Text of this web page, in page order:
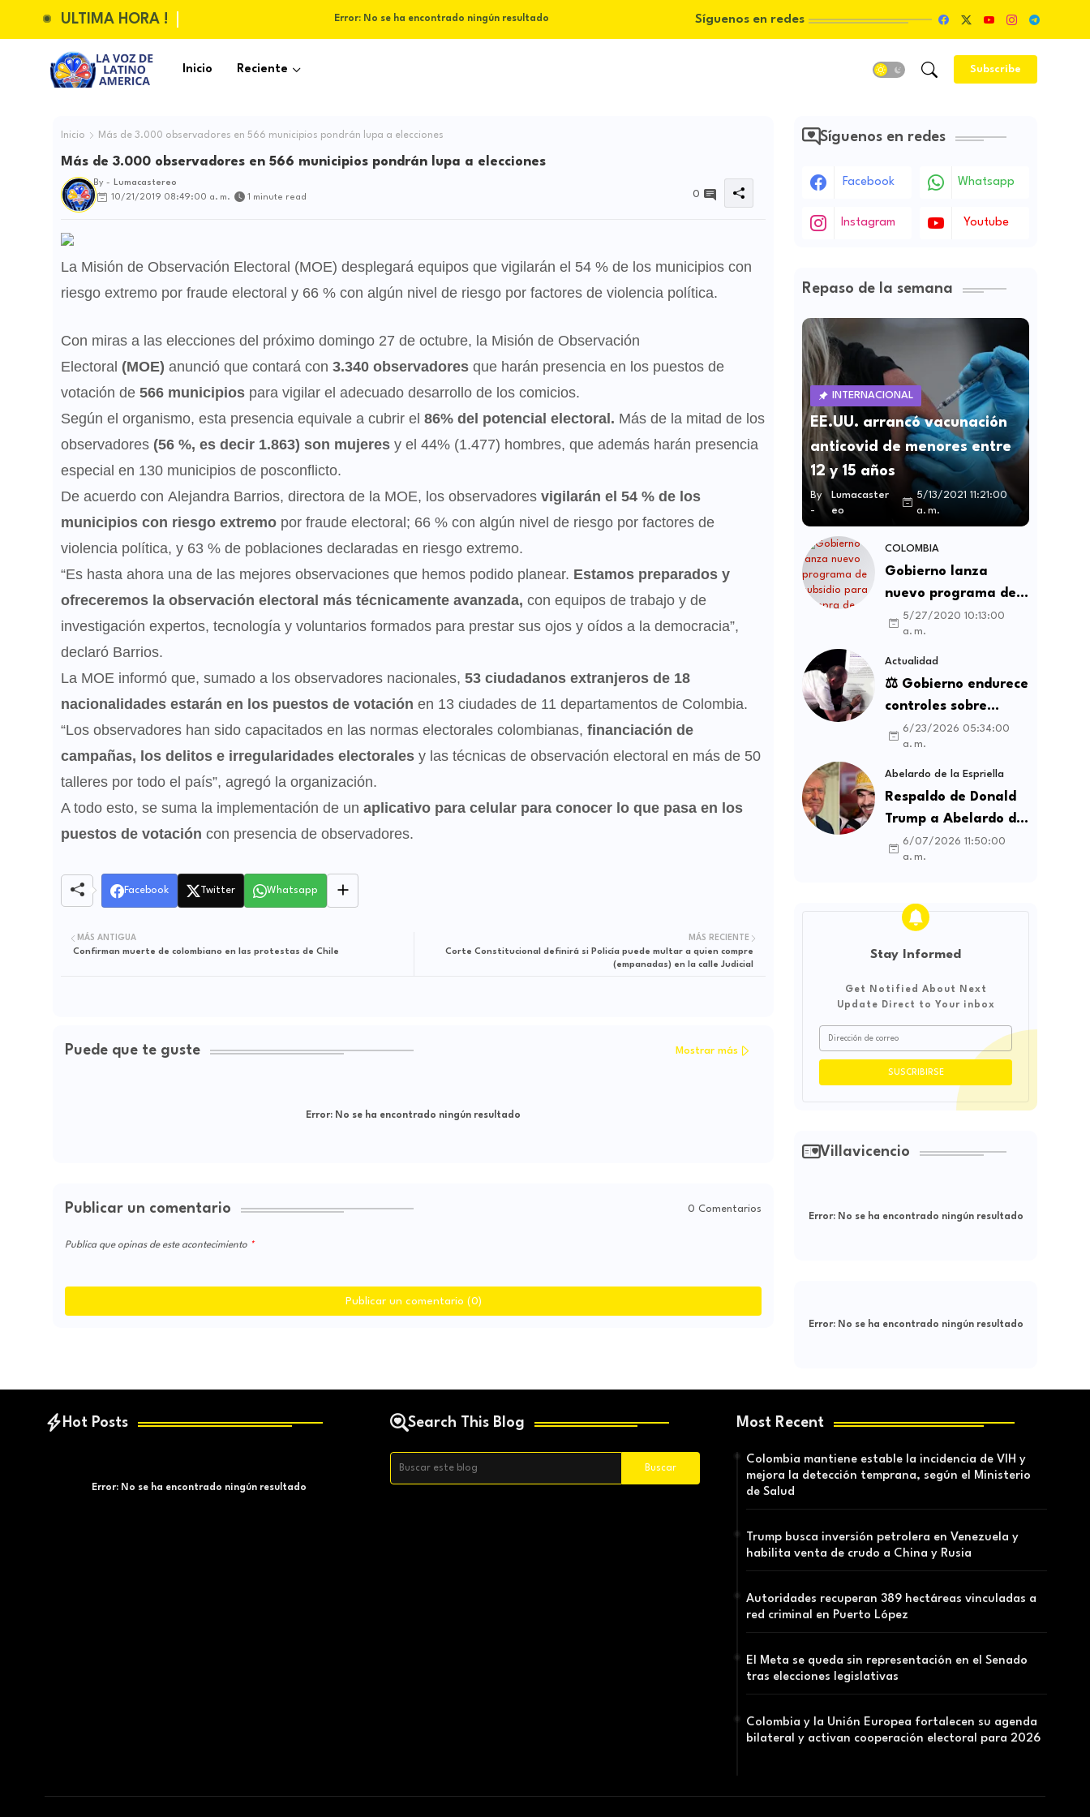
ULTIMA HORA ! Error: No se ha encontrado ningún resultado Síguenos en redes
Inicio Reciente Subscribe
Inicio Más de 3.000 observadores en 566 municipios pondrán lupa a elecciones
Más de 3.000 observadores en 566 municipios pondrán lupa a elecciones
By -
Lumacastereo
10/21/2019 08:49:00 a. m.
1 minute read 0
La Misión de Observación Electoral (MOE) desplegará equipos que vigilarán el 54 % de los municipios con
riesgo extremo por fraude electoral y 66 % con algún nivel de riesgo por factores de violencia política.
Con miras a las elecciones del próximo domingo 27 de octubre, la Misión de Observación
Electoral (MOE) anunció que contará con 3.340 observadores que harán presencia en los puestos de
votación de 566 municipios para vigilar el adecuado desarrollo de los comicios.
Según el organismo, esta presencia equivale a cubrir el 86% del potencial electoral. Más de la mitad de los
observadores (56 %, es decir 1.863) son mujeres y el 44% (1.477) hombres, que además harán presencia
especial en 130 municipios de posconflicto.
De acuerdo con Alejandra Barrios, directora de la MOE, los observadores vigilarán el 54 % de los
municipios con riesgo extremo por fraude electoral; 66 % con algún nivel de riesgo por factores de
violencia política, y 63 % de poblaciones declaradas en riesgo extremo.
“Es hasta ahora una de las mejores observaciones que hemos podido planear. Estamos preparados y
ofreceremos la observación electoral más técnicamente avanzada, con equipos de trabajo y de
investigación expertos, tecnología y voluntarios formados para prestar sus ojos y oídos a la democracia”,
declaró Barrios.
La MOE informó que, sumado a los observadores nacionales, 53 ciudadanos extranjeros de 18
nacionalidades estarán en los puestos de votación en 13 ciudades de 11 departamentos de Colombia.
“Los observadores han sido capacitados en las normas electorales colombianas, financiación de
campañas, los delitos e irregularidades electorales y las técnicas de observación electoral en más de 50
talleres por todo el país”, agregó la organización.
A todo esto, se suma la implementación de un aplicativo para celular para conocer lo que pasa en los
puestos de votación con presencia de observadores.
Facebook Twitter Whatsapp
MÁS RECIENTE
Corte Constitucional definirá si Policía puede multar a quien compre
(empanadas) en la calle Judicial
MÁS ANTIGUA
Confirman muerte de colombiano en las protestas de Chile
Puede que te guste Mostrar más
Error: No se ha encontrado ningún resultado
Publicar un comentario 0 Comentarios
Publica que opinas de este acontecimiento
Publicar un comentario (0)
Síguenos en redes
Facebook Whatsapp
Instagram Youtube
Repaso de la semana
INTERNACIONAL
EE.UU. arrancó vacunación
anticovid de menores entre
12 y 15 años
By
-
Lumacaster
eo
5/13/2021 11:21:00
a. m.
COLOMBIA
Gobierno lanza
nuevo programa de
subsidio para compra
de vivienda VIS y no
VIS
5/27/2020 10:13:00
a. m.
Actualidad
⚖️ Gobierno endurece
controles sobre
contratos sindicales
y busca frenar la
intermediación
laboral ilegal
6/23/2026 05:34:00
a. m.
Abelardo de la Espriella
Respaldo de Donald
Trump a Abelardo de
la Espriella genera
debate sobre
influencia
internacional
6/07/2026 11:50:00
a. m.
Stay Informed
Get Notified About Next
Update Direct to Your inbox
Villavicencio
Error:No se ha encontrado ningún resultado
Error:No se ha encontrado ningún resultado
Hot Posts
Error: No se ha encontrado ningún resultado
Search This Blog Most Recent
Colombia mantiene estable la incidencia de VIH y
mejora la detección temprana, según el Ministerio
de Salud
Trump busca inversión petrolera en Venezuela y
habilita venta de crudo a China y Rusia
Autoridades recuperan 389 hectáreas vinculadas a
red criminal en Puerto López
El Meta se queda sin representación en el Senado
tras elecciones legislativas
Colombia y la Unión Europea fortalecen su agenda
bilateral y activan cooperación electoral para 2026